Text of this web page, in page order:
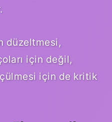
düzeltmesi,
için değil,
için de kritik